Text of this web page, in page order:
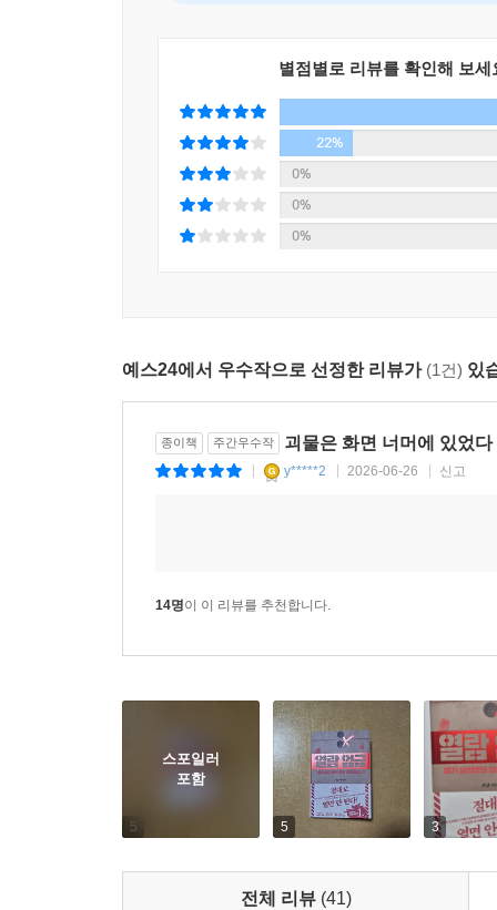
별점별로 리뷰를 확인해 보세
0%
0%
예스24에서 우수작으로 선정한 리뷰가(1건)있
종이책 주간우수작 괴물은 화면 너머에 있었다
스포일러
포함